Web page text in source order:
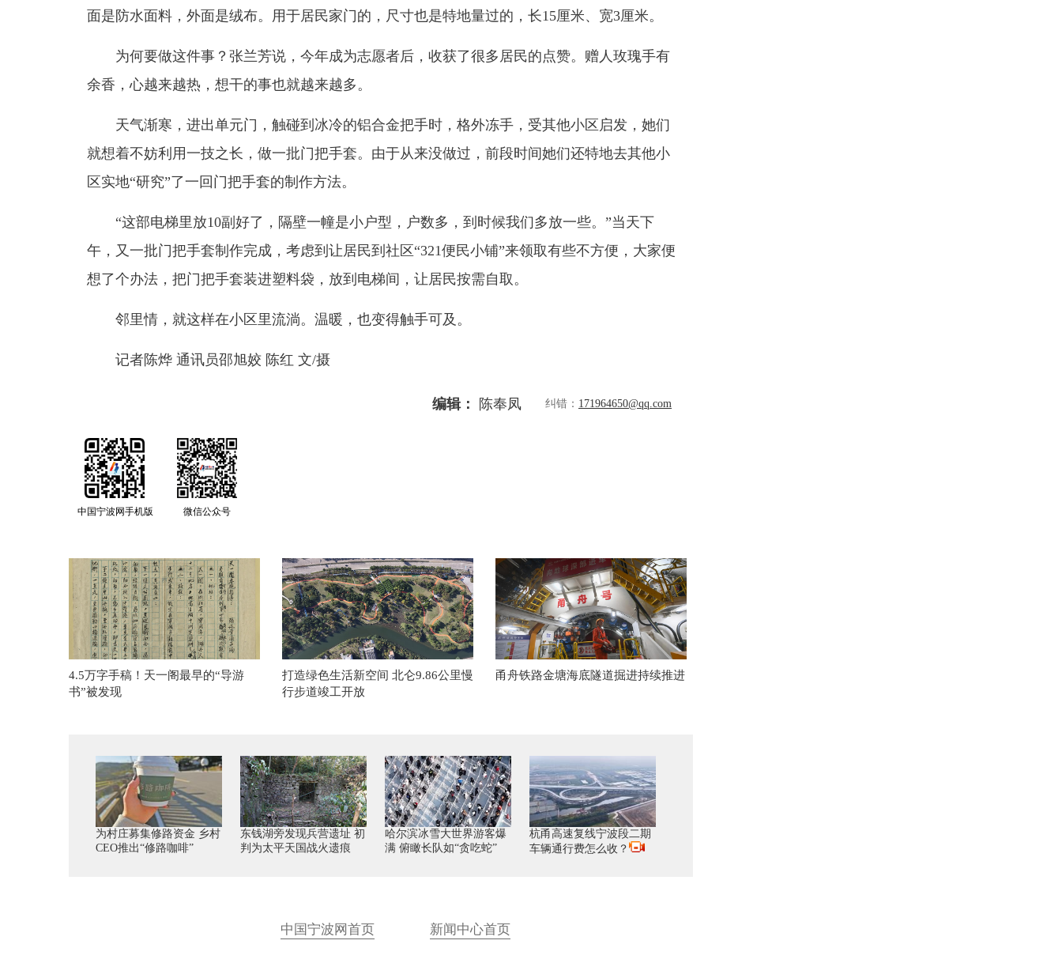
面是防水面料，外面是绒布。用于居民家门的，尺寸也是特地量过的，长15厘米、宽3厘米。
为何要做这件事？张兰芳说，今年成为志愿者后，收获了很多居民的点赞。赠人玫瑰手有
余香，心越来越热，想干的事也就越来越多。
天气渐寒，进出单元门，触碰到冰冷的铝合金把手时，格外冻手，受其他小区启发，她们
就想着不妨利用一技之长，做一批门把手套。由于从来没做过，前段时间她们还特地去其他小
区实地“研究”了一回门把手套的制作方法。
“这部电梯里放10副好了，隔壁一幢是小户型，户数多，到时候我们多放一些。”当天下
午，又一批门把手套制作完成，考虑到让居民到社区“321便民小铺”来领取有些不方便，大家便
想了个办法，把门把手套装进塑料袋，放到电梯间，让居民按需自取。
邻里情，就这样在小区里流淌。温暖，也变得触手可及。
记者陈烨 通讯员邵旭姣 陈红 文/摄
编辑： 陈奉凤 纠错： 171964650@qq.com
中国宁波网手机版 微信公众号
4.5万字手稿！天一阁最早的“导游
书”被发现
打造绿色生活新空间 北仑9.86公里慢
行步道竣工开放
甬舟铁路金塘海底隧道掘进持续推进
为村庄募集修路资金 乡村
CEO推出“修路咖啡”
东钱湖旁发现兵营遗址 初
判为太平天国战火遗痕
哈尔滨冰雪大世界游客爆
满 俯瞰长队如“贪吃蛇”
杭甬高速复线宁波段二期
车辆通行费怎么收？
中国宁波网首页 新闻中心首页